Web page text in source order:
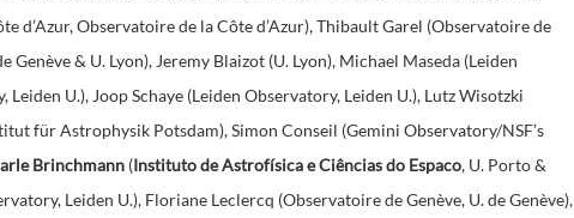
d’Azur, Observatoire de la Côte d’Azur), Thibault Garel (Observatoire de
Genève & U. Lyon), Jeremy Blaizot (U. Lyon), Michael Maseda (Leiden
Leiden U.), Joop Schaye (Leiden Observatory, Leiden U.), Lutz Wisotzki
für Astrophysik Potsdam), Simon Conseil (Gemini Observatory/NSF’s
Brinchmann (Instituto de Astrofísica e Ciências do Espaco, U. Porto &
Leiden U.), Floriane Leclercq (Observatoire de Genève, U. de Genève),